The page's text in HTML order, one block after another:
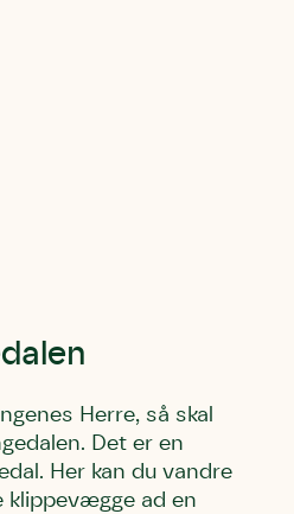
Herre, så skal
Det er en
Her kan du vandre
klippevægge ad en